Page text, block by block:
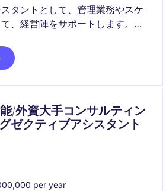
タントとして、管理業務やスケ
、経営陣をサポートします。ビ
だきます。
能/外資大手コンサルティン
ゼクティブアシスタント
per year